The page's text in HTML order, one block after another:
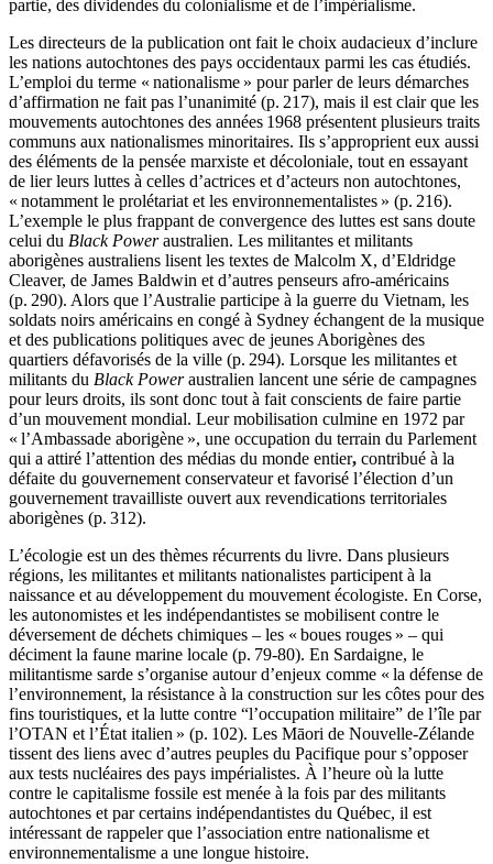
partie, des dividendes du colonialisme et de l’impérialisme.
Les directeurs de la publication ont fait le choix audacieux d’inclure
les nations autochtones des pays occidentaux parmi les cas étudiés.
L’emploi du terme « nationalisme » pour parler de leurs démarches
d’affirmation ne fait pas l’unanimité (p. 217), mais il est clair que les
mouvements autochtones des années 1968 présentent plusieurs traits
communs aux nationalismes minoritaires. Ils s’approprient eux aussi
des éléments de la pensée marxiste et décoloniale, tout en essayant
de lier leurs luttes à celles d’actrices et d’acteurs non autochtones,
« notamment le prolétariat et les environnementalistes » (p. 216).
L’exemple le plus frappant de convergence des luttes est sans doute
celui du Black Poweraustralien. Les militantes et militants
aborigènes australiens lisent les textes de Malcolm X, d’Eldridge
Cleaver, de James Baldwin et d’autres penseurs afro-américains
(p. 290). Alors que l’Australie participe à la guerre du Vietnam, les
soldats noirs américains en congé à Sydney échangent de la musique
et des publications politiques avec de jeunes Aborigènes des
quartiers défavorisés de la ville (p. 294). Lorsque les militantes et
militants du Black Poweraustralien lancent une série de campagnes
pour leurs droits, ils sont donc tout à fait conscients de faire partie
d’un mouvement mondial. Leur mobilisation culmine en 1972 par
« l’Ambassade aborigène », une occupation du terrain du Parlement
qui a attiré l’attention des médias du monde entier, contribué à la
défaite du gouvernement conservateur et favorisé l’élection d’un
gouvernement travailliste ouvert aux revendications territoriales
aborigènes (p. 312).
L’écologie est un des thèmes récurrents du livre. Dans plusieurs
régions, les militantes et militants nationalistes participent à la
naissance et au développement du mouvement écologiste. En Corse,
les autonomistes et les indépendantistes se mobilisent contre le
déversement de déchets chimiques – les « boues rouges » – qui
déciment la faune marine locale (p. 79-80). En Sardaigne, le
militantisme sarde s’organise autour d’enjeux comme « la défense de
l’environnement, la résistance à la construction sur les côtes pour des
fins touristiques, et la lutte contre “l’occupation militaire” de l’île par
l’OTAN et l’État italien » (p. 102). Les Māori de Nouvelle-Zélande
tissent des liens avec d’autres peuples du Pacifique pour s’opposer
aux tests nucléaires des pays impérialistes. À l’heure où la lutte
contre le capitalisme fossile est menée à la fois par des militants
autochtones et par certains indépendantistes du Québec, il est
intéressant de rappeler que l’association entre nationalisme et
environnementalisme a une longue histoire.